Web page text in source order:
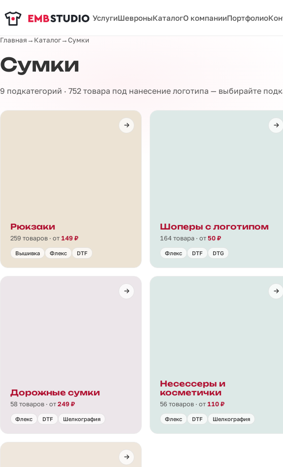
УслугиШевроныКаталогО компанииПортфолио
Главная→ Каталог→Сумки
Сумки
9 подкатегорий · 752 товара под нанесение логотипа — выбирайте
Рюкзаки
259 товаров · от 149 ₽
Вышивка Флекс DTF
Шоперы с логотипом
164 товара · от50 ₽
Флекс DTF DTG
Дорожные сумки
58 товаров · от249 ₽
Флекс DTF Шелкография
Несессеры и
косметички
56 товаров · от 110 ₽
Флекс DTF Шелкография